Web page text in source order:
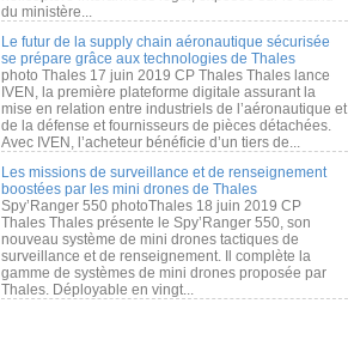
du ministère...
Le futur de la supply chain aéronautique sécurisée
se prépare grâce aux technologies de Thales
photo Thales 17 juin 2019 CP Thales Thales lance
IVEN, la première plateforme digitale assurant la
mise en relation entre industriels de l’aéronautique et
de la défense et fournisseurs de pièces détachées.
Avec IVEN, l’acheteur bénéficie d’un tiers de...
Les missions de surveillance et de renseignement
boostées par les mini drones de Thales
Spy’Ranger 550 photoThales 18 juin 2019 CP
Thales Thales présente le Spy’Ranger 550, son
nouveau système de mini drones tactiques de
surveillance et de renseignement. Il complète la
gamme de systèmes de mini drones proposée par
Thales. Déployable en vingt...